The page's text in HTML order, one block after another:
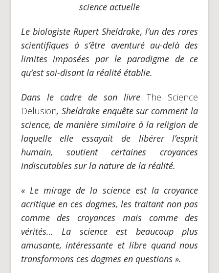
science actuelle
Le biologisteRupert Sheldrake, l’un des rares
scientifiques à s’être aventuré au-delà des
limites imposées par le paradigme de ce
qu’est soi-disant la réalité établie.
Dans le cadre de son livreThe Science
Delusion, Sheldrake enquête sur comment la
science, de manière similaire à la religion de
laquelle elle essayait de libérer l’esprit
humain, soutient certaines croyances
indiscutables sur la nature de la réalité.
« Le mirage de la science est la croyance
acritique en ces dogmes, les traitant non pas
comme des croyances mais comme des
vérités… La science est beaucoup plus
amusante, intéressante et libre quand nous
transformons ces dogmes en questions ».